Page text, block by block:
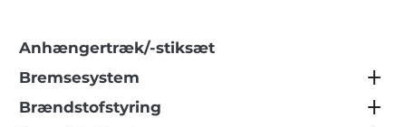
Anhængertræk/-stiksæt
Bremsesystem
Brændstofstyring